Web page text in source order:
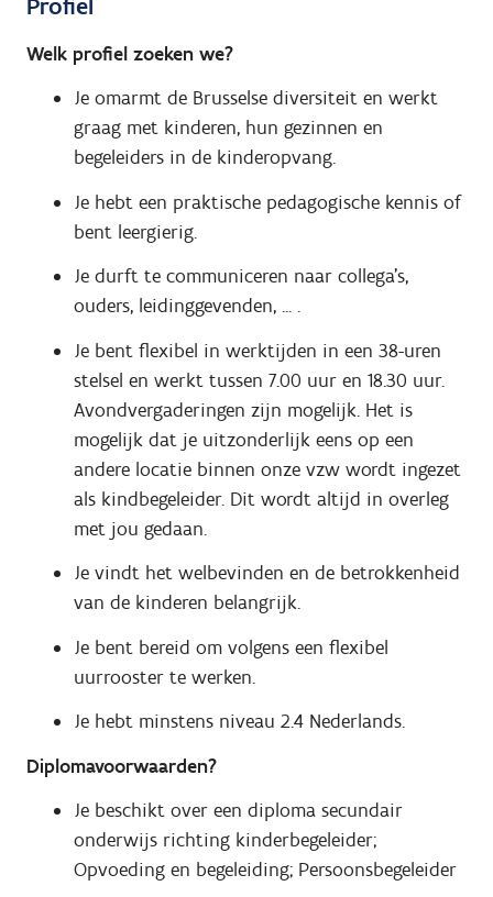
Profiel
Welk profiel zoeken we?
Je omarmt de Brusselse diversiteit enwerkt
graag met kinderen, hun gezinnen en
begeleiders in de kinderopvang.
Je hebt een praktische pedagogische kennis of
bent leergierig.
Je durft te communiceren naar collega's,
ouders, leidinggevenden, ... .
Je bent flexibel in werktijden in een 38-uren
stelsel en werkt tussen 7.00 uur en 18.30 uur.
Avondvergaderingen zijn mogelijk. Het is
mogelijk dat je uitzonderlijk eens op een
andere locatie binnen onze vzw wordt ingezet
als kindbegeleider. Dit wordt altijd in overleg
met jou gedaan.
Je vindt het welbevinden en de betrokkenheid
van de kinderen belangrijk.
Je bent bereid om volgens een flexibel
uurrooster te werken.
Je hebt minstens niveau 2.4 Nederlands.
Diplomavoorwaarden?
Je beschikt over een diploma secundair
onderwijs richting kinderbegeleider;
Opvoeding en begeleiding; Persoonsbegeleider